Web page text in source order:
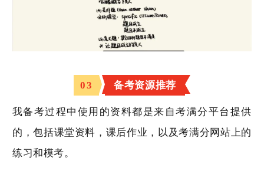
03 备考资源推荐
我备考过程中使用的资料都是来自考满分平台提供
的，包括课堂资料，课后作业，以及考满分网站上的
练习和模考。